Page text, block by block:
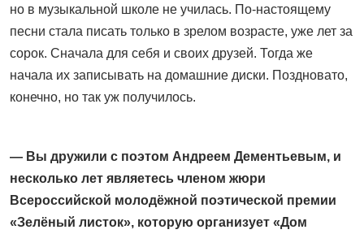
но в музыкальной школе не училась. По-настоящему
песни стала писать только в зрелом возрасте, уже лет за
сорок. Сначала для себя и своих друзей. Тогда же
начала их записывать на домашние диски. Поздновато,
конечно, но так уж получилось.
— Вы дружили с поэтом Андреем Дементьевым, и
несколько лет являетесь членом жюри
Всероссийской молодёжной поэтической премии
«Зелёный листок», которую организует «Дом